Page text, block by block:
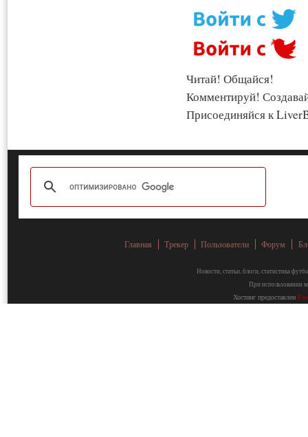
Читай! Общайся!
Комментируй!
Присоединяйся к
Главная Трекер Пользователи Форум
Новости, статьи, блоги, статистика
При использовании
Хостинг предоставлен